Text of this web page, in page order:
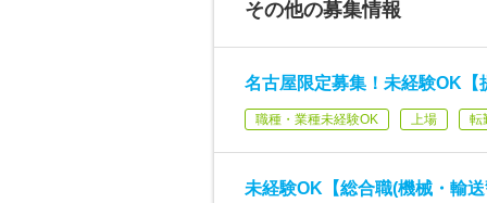
その他の募集情報
名古屋限定募集！未経験OK【
職種・業種未経験OK 上場 転
未経験OK【総合職(機械・輸